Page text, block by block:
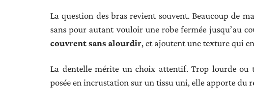
La question des bras revient souvent. Beaucoup de
sans pour autant vouloir une robe fermée jusqu’au
couvrent sans alourdir, et ajoutent une texture qui
La dentelle mérite un choix attentif. Trop lourde
posée en incrustation sur un tissu uni, elle apporte du